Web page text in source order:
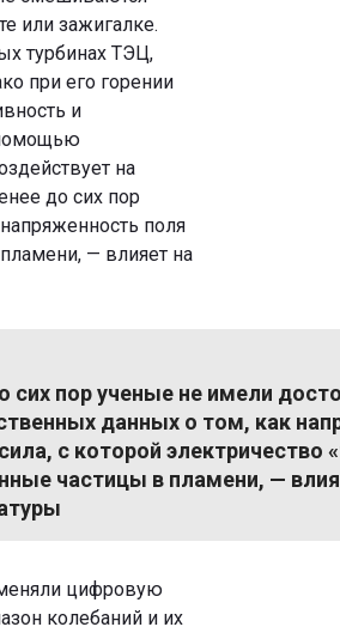
или зажигалке.
турбинах ТЭЦ,
при его горении
и
на
до сих пор
поля
— влияет на
сих пор ученые не имели
данных о том, как
с которой электричество
частицы в пламени, —
цифровую
колебаний и их